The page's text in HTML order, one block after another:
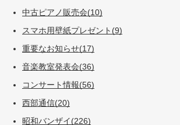
中古ピアノ販売会(10)
スマホ用壁紙プレゼント(9)
重要なお知らせ(17)
音楽教室発表会(36)
コンサート情報(56)
西部通信(20)
昭和バンザイ(226)